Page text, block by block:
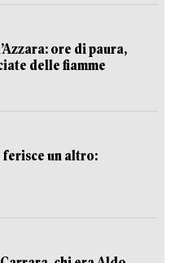
ore di paura,
delle fiamme
ferisce un altro: